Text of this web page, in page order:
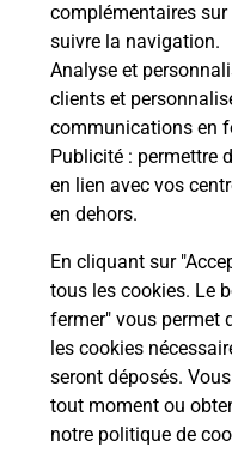
complémentaires
suivre la navigation.
Analyse et
clients et
communications en
Publicité : permettre
en lien avec vos
en dehors.
En cliquant sur
tous les cookies. Le
fermer" vous permet
les cookies
seront déposés.
tout moment ou
notre politique de
Comment La
à votre sécurité
Puis-je passer
avec La Poste
conditions ?
Localiser Liste Hautes-